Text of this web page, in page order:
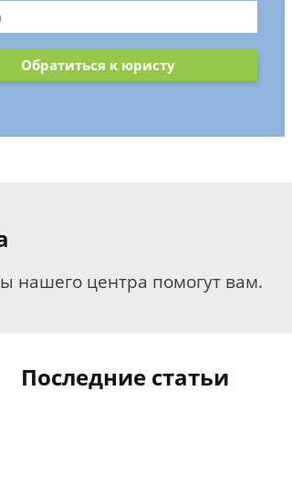
Обратиться к юристу
нашего центра помогут вам.
Последние статьи